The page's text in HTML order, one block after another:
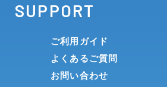
SUPPORT
ご利用ガイド
よくあるご質問
お問い合わせ